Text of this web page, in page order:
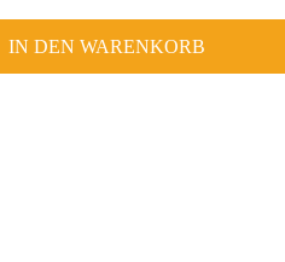
IN DEN WARENKORB